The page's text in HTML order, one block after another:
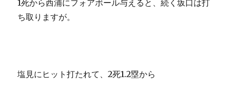
1死から西浦にフォアボール与えると、続く坂口は打
ち取りますが。
塩見にヒット打たれて、2死1.2塁から